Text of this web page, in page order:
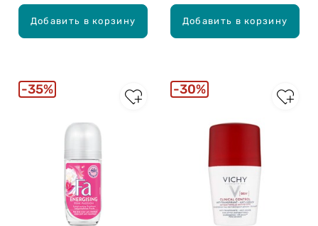
Добавить в корзину Добавить в корзину
35% 30%